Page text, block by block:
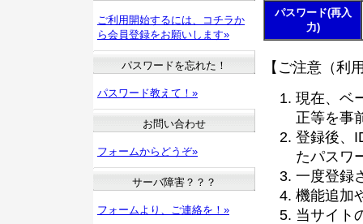
パスワード(再入
力)
【ご注意（利
現在、ベ
正等を事
登録後、
たパスワ
一度登録
機能追加
当サイト
ご利用開始するには、コチラか
ら会員登録をお願いします»
パスワードを忘れた！
パスワード教えて！»
お問い合わせ
フォームからどうぞ»
サーバ障害？？？
フォームより、ご連絡を！»